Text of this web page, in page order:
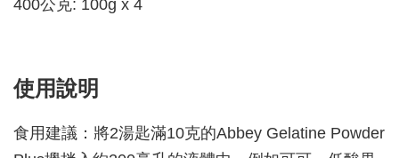
400公克: 100g x 4
使用說明
食用建議：將2湯匙滿10克的Abbey Gelatine Powder